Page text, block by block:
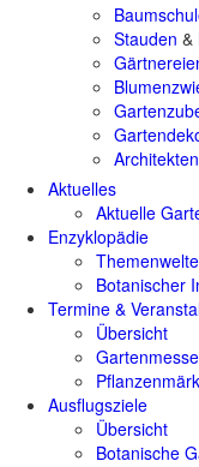
Stauden &
Architekten
Aktuelles
Aktuelle
Enzyklopädie
Botanischer
Termine &
Übersicht
Ausflugsziele
Übersicht
Botanische